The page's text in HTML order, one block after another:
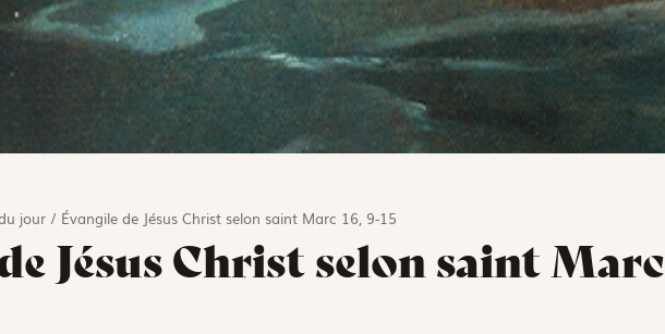
jour/ Évangile de Jésus Christ selon saint Marc 16, 9-15
Jésus Christ selon saint Marc